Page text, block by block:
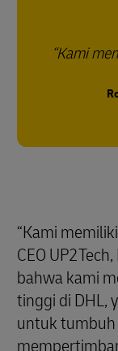
Kami
“Kami
CEO
bahwa kami
tinggi di DHL,
untuk tumbuh